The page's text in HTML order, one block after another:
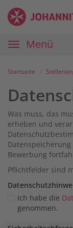
Zum
Inhalt
Anmelden
Zur
Navigation
Zur
Startseite
Karriereportal
Johanniter
Menü
Startseite
Was muss, das
erheben und
Bewerbung
Pflichtfelder sind
Ich habe die
genommen.